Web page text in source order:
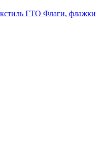
Флаги, флажки